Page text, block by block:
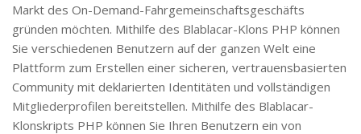
Markt des On-Demand-Fahrgemeinschaftsgeschäfts
gründen möchten. Mithilfe des Blablacar-Klons PHP können
Sie verschiedenen Benutzern auf der ganzen Welt eine
Plattform zum Erstellen einer sicheren, vertrauensbasierten
Community mit deklarierten Identitäten und vollständigen
Mitgliederprofilen bereitstellen. Mithilfe des Blablacar-
Klonskripts PHP können Sie Ihren Benutzern ein von